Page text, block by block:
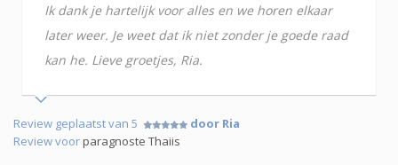
Ik dank je hartelijk voor alles en we horen elkaar
later weer. Je weet dat ik niet zonder je goede raad
kan he. Lieve groetjes, Ria.
Review geplaatst van 5
door Ria
Review voorparagnoste Thaiis